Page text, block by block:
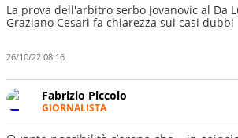
La prova dell'arbitro serbo Jovanovic al Da
Graziano Cesari fa chiarezza sui casi dubbi
26/10/22 08:16
Fabrizio Piccolo
GIORNALISTA
Nella sua carriera ha seguito